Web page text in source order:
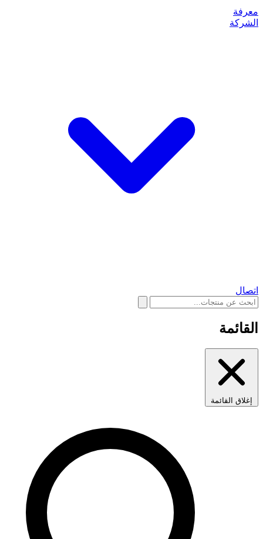
معرفة
الشركة
اتصال
القائمة
إغلاق القائمة